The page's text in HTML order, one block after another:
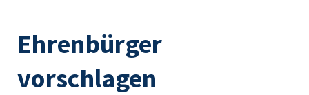
Ehrenbürger
vorschlagen